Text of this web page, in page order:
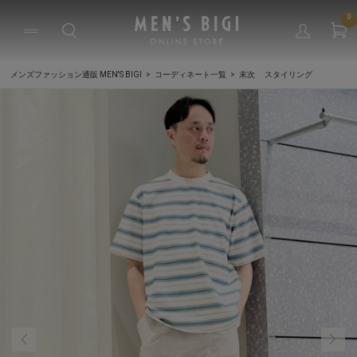
0
メンズファッション通販 MEN'S BIGI コーディネート一覧 末次 スタイリング